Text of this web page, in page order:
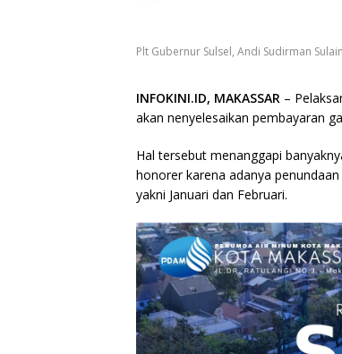
Plt Gubernur Sulsel, Andi Sudirman
INFOKINI.ID, MAKASSAR –
akan nenyelesaikan pembayaran
Hal tersebut menanggapi
honorer karena adanya
yakni Januari dan Februari.